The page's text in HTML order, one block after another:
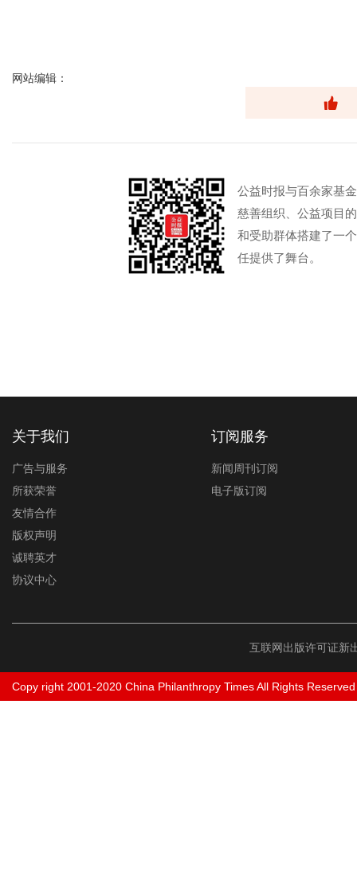
网站编辑：
公益时报与百余家基
慈善组织、公益项目
和受助群体搭建了一
任提供了舞台。
关于我们
广告与服务
所获荣誉
友情合作
版权声明
诚聘英才
协议中心
订阅服务
新闻周刊订阅
电子版订阅
互联网出版许可证新
Copy right 2001-2020 China Philanthropy Times All Rights Reserved